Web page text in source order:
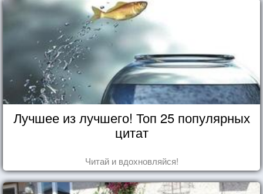
Лучшее из лучшего! Топ 25 популярных
цитат
Читай и вдохновляйся!